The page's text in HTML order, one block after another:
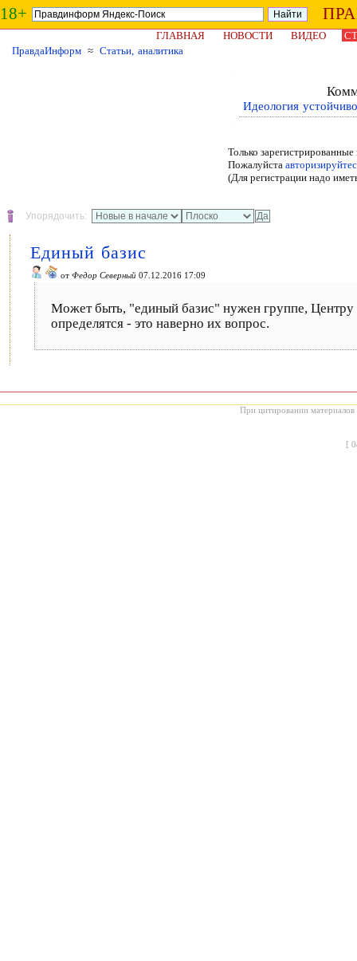
18+
ГЛАВНАЯ НОВОСТИ ВИДЕО
ПравдаИнформ ≈ Статьи, аналитика
Идеология
Только
Пожалуйста
(Для регистрации надо
Упорядочить:
Единый базис
от Федор Северный 07.12.2016 17:09
Может быть, "единый базис" нужен группе,
определятся - это наверно их вопрос.
При цитировании материалов
[